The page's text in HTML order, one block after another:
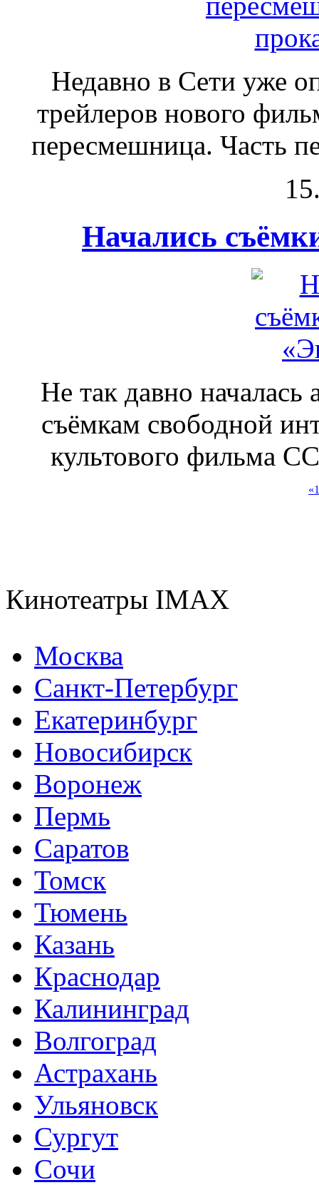
Недавно в Сети уже
трейлеров нового
пересмешница. Часть
Начались
Не так давно началась
съёмкам свободной
культового фильма
«1
Кинотеатры IMAX
Москва
Санкт-Петербург
Екатеринбург
Новосибирск
Воронеж
Пермь
Саратов
Томск
Тюмень
Казань
Краснодар
Калининград
Волгоград
Астрахань
Ульяновск
Сургут
Сочи